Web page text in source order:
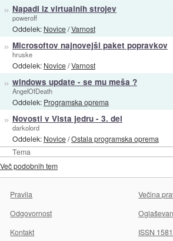
Tema
» Napadi iz virtualnih strojev
poweroff
Oddelek: Novice/Varnost
» Microsoftov najnovejši paket popravkov
hruske
Oddelek: Novice/Varnost
» windows update - se mu meša ?
AngelOfDeath
Oddelek: Programska oprema
» Novosti v Vista jedru - 3. del
darkolord
Oddelek: Novice/Ostala programska oprema
Več podobnih tem
Pravila
Večina
Odgovornost
Kontakt
ISSN